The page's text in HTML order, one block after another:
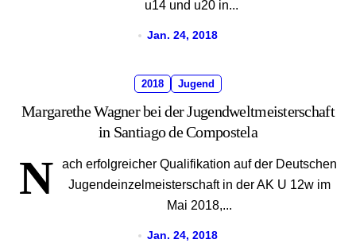
u14 und u20 in...
Jan. 24, 2018
2018 Jugend
Margarethe Wagner bei der Jugendweltmeisterschaft
in Santiago de Compostela
N
ach erfolgreicher Qualifikation auf der Deutschen
Jugendeinzelmeisterschaft in der AK U 12w im
Mai 2018,...
Jan. 24, 2018